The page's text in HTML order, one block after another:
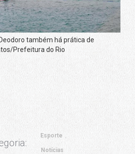
também há prática de
Prefeitura do Rio
Esporte
Notícias